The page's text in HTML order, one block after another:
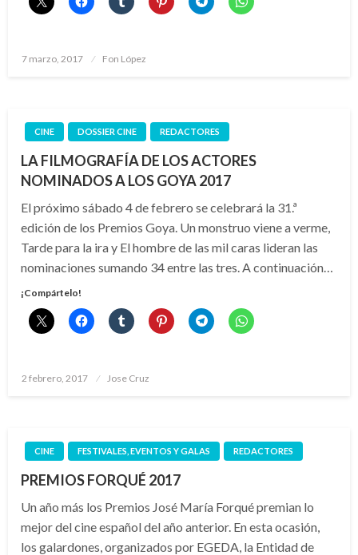
Publicado
7 marzo, 2017 Fon López
CINE DOSSIER CINE REDACTORES
LA FILMOGRAFÍA DE LOS ACTORES
NOMINADOS A LOS GOYA 2017
El próximo sábado 4 de febrero se celebrará la 31.ª
edición de los Premios Goya. Un monstruo viene a verme,
Tarde para la ira y El hombre de las mil caras lideran las
nominaciones sumando 34 entre las tres. A continuación…
¡Compártelo!
Publicado
2 febrero, 2017 Jose Cruz
CINE FESTIVALES, EVENTOS Y GALAS REDACTORES
PREMIOS FORQUÉ 2017
Un año más los Premios José María Forqué premian lo
mejor del cine español del año anterior. En esta ocasión,
los galardones, organizados por EGEDA, la Entidad de